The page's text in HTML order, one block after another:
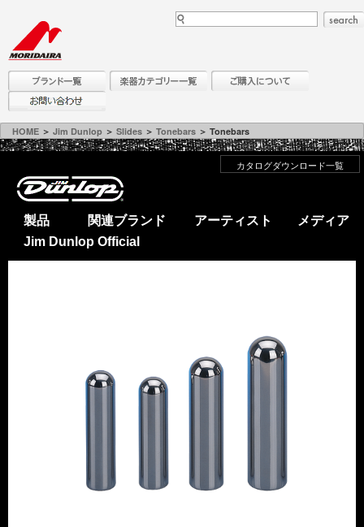
HOME ＞ Jim Dunlop ＞ Slides ＞ Tonebars ＞ Tonebars
カタログダウンロード一覧
製品 関連ブランド アーティスト
メディア
Jim Dunlop Official